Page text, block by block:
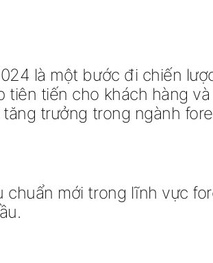
là một bước đi chiến
tiến cho khách hàng
trưởng trong ngành
mới trong lĩnh vực